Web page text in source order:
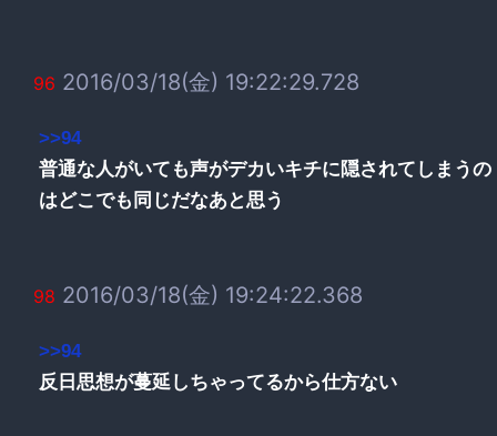
96 2016/03/18(金) 19:22:29.728
>>94
普通な人がいても声がデカいキチに隠されてしまうの
はどこでも同じだなあと思う
98 2016/03/18(金) 19:24:22.368
>>94
反日思想が蔓延しちゃってるから仕方ない